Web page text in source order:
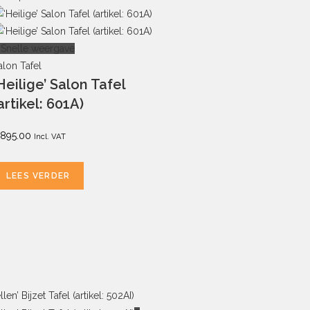
weergave
Tafel
Salon Tafel
601A)
895.00 Incl. VAT
LEES VERDER